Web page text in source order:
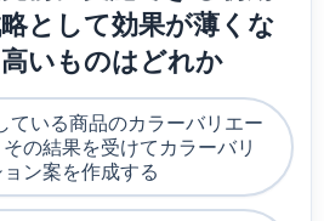
として効果が薄くな
いものはどれか
ている商品のカラーバリエー
の結果を受けてカラーバリ
ン案を作成する